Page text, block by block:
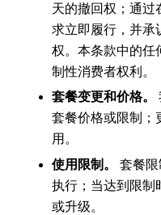
天的撤回权；通过
求立即履行，并承
权。本条款中的任
制性消费者权利。
套餐变更和价格。
套餐价格或限制；
用。
使用限制。
套餐
执行；当达到限制
或升级。